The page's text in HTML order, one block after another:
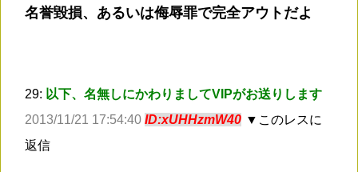
名誉毀損、あるいは侮辱罪で完全アウトだよ
29: 以下、名無しにかわりましてVIPがお送りします
2013/11/21 17:54:40 ID:xUHHzmW40 ▼このレスに
返信